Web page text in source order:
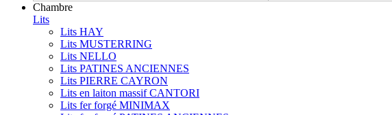
Chambre
Lits
Lits HAY
Lits MUSTERRING
Lits NELLO
Lits PATINES ANCIENNES
Lits PIERRE CAYRON
Lits en laiton massif CANTORI
Lits fer forgé MINIMAX